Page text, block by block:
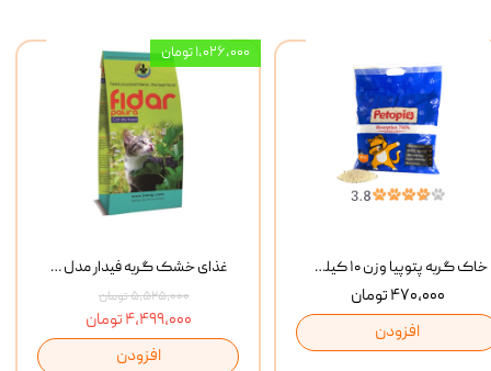
غذای خشک گربه فیدار مدل Adult وزن 10 کیلوگرم
۵,۵۲۵,۰۰۰ تومان
۴,۴۹۹,۰۰۰ تومان
افزودن
۱,۰۲۶,۰۰۰ تومان
خاک گربه پتوپیا وزن ۱۰ کیلوگرم
۴۷۰,۰۰۰ تومان
افزودن